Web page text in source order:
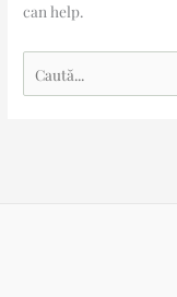
can help.